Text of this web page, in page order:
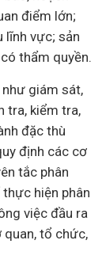
điểm lớn;
lĩnh vực; sản
thẩm quyền.
giám sát,
tra, kiểm tra,
đặc thù
định các cơ
tắc phân
hiện phân
việc đầu ra
quan, tổ chức,